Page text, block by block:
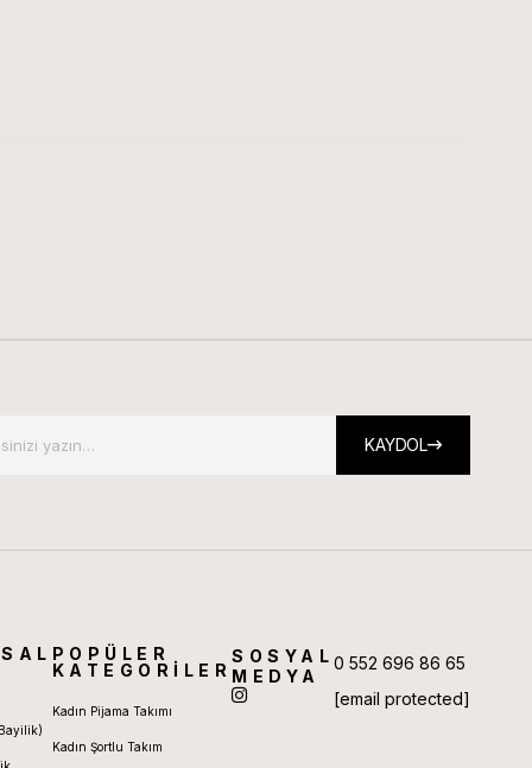
KAYDOL
POPÜLER
KATEGORİLER
Kadın Pijama Takımı
Kadın Şortlu Takım
SOSYAL
MEDYA
0 552 696 86 65
[email protected]